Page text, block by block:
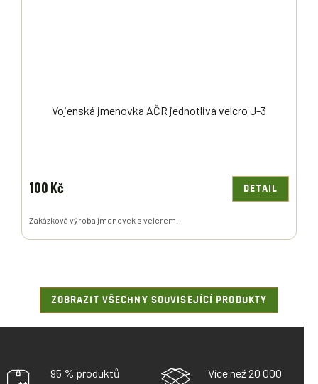
Vojenská jmenovka AČR jednotlivá velcro J-3
100 Kč DETAIL
Zakázková výroba jmenovek s velcrem.
ZOBRAZIT VŠECHNY SOUVISEJÍCÍ PRODUKTY
95 % produktů
Více než 20 000